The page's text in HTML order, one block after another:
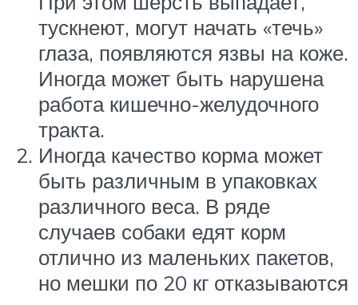
тускнеют, могут начать «течь»
глаза, появляются язвы на коже.
Иногда может быть нарушена
работа кишечно-желудочного
тракта.
Иногда качество корма может
быть различным в упаковках
различного веса. В ряде
случаев собаки едят корм
отлично из маленьких пакетов,
но мешки по 20 кг отказываются